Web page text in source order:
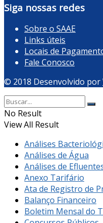
Siga nossas redes
Sobre o SAAE
Links úteis
Locais de
Fale Conosco
© 2018 Desenvolvido por
No Result
View All Result
Análises
Análises de Água
Análises de
Anexo Tarifário
Ata de Registro de
Balanço Financeiro
Boletim Mensal do